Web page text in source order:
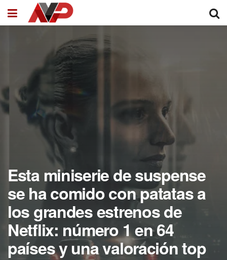
Esta miniserie de suspense
se ha comido con patatas a
los grandes estrenos de
Netflix: número 1 en 64
países y una valoración top